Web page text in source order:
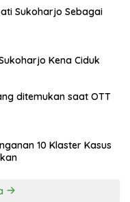
Sukoharjo Sebagai
Kena Ciduk
ditemukan saat OTT
10 Klaster Kasus